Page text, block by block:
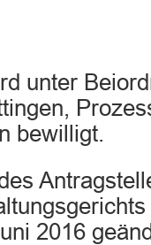
unter
bewilligt.
2016